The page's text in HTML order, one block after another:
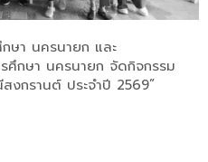
ษา นครนายก และ
ศึกษา นครนายก จัดกิจกรรม
กรานต์ ประจำปี 2569”